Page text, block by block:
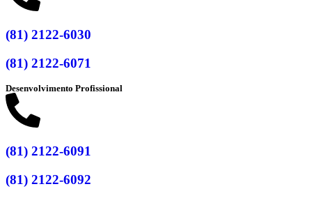
(81) 2122-6030
(81) 2122-6071
Desenvolvimento Profissional
(81) 2122-6091
(81) 2122-6092